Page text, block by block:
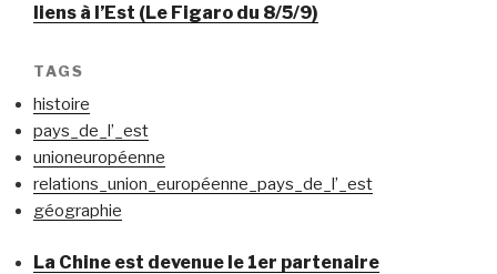
liens à l’Est (Le Figaro du 8/5/9)
TAGS
histoire
pays_de_l’_est
unioneuropéenne
relations_union_européenne_pays_de_l’_est
géographie
La Chine est devenue le 1er partenaire